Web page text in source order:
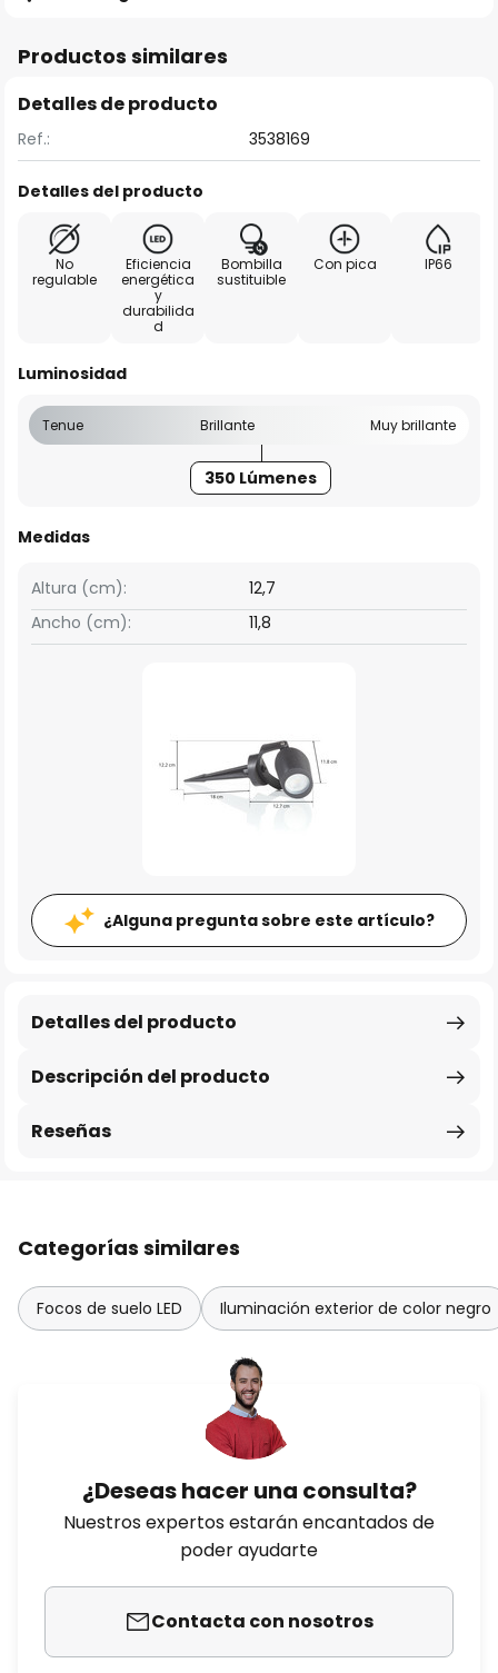
Productos similares
Detalles de producto
Ref.: 3538169
Detalles del producto
No
regulable
Eficiencia
energética
y
durabilida
d
Bombilla
sustituible
Con pica IP66
Luminosidad
Tenue Brillante Muy brillante
350 Lúmenes
Medidas
Ancho (cm): 11,8
Altura (cm): 12,7
¿Alguna pregunta sobre este artículo?
Descripción del producto
Detalles del producto
Reseñas
Categorías similares
Focos de suelo LED Iluminación exterior de color negro
¿Deseas hacer una consulta?
Nuestros expertos estarán encantados de
poder ayudarte
Contacta con nosotros